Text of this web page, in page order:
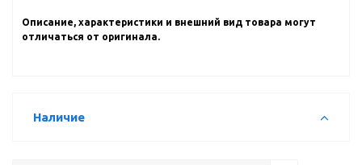
Описание, характеристики и внешний вид товара могут
отличаться от оригинала.
Наличие